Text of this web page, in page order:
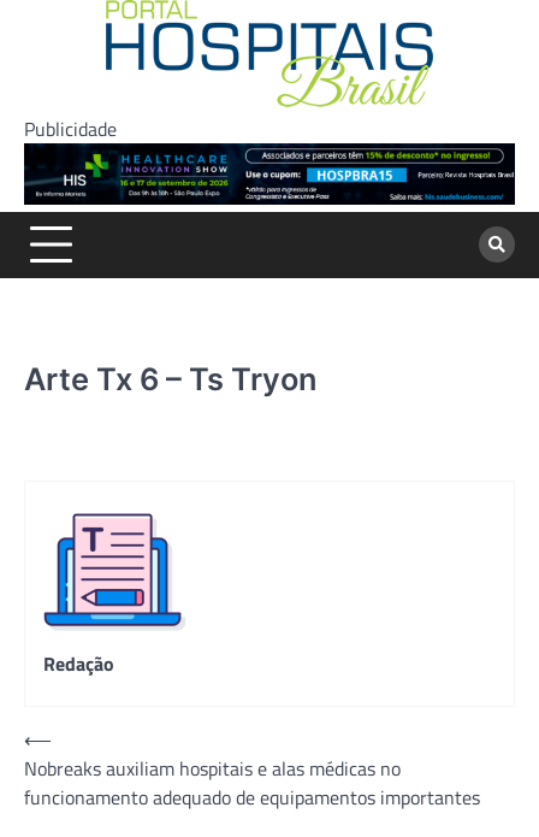
Publicidade
Arte Tx 6 – Ts Tryon
Redação
Navegação
de
Post
⟵
Nobreaks auxiliam hospitais e alas médicas no
funcionamento adequado de equipamentos importantes